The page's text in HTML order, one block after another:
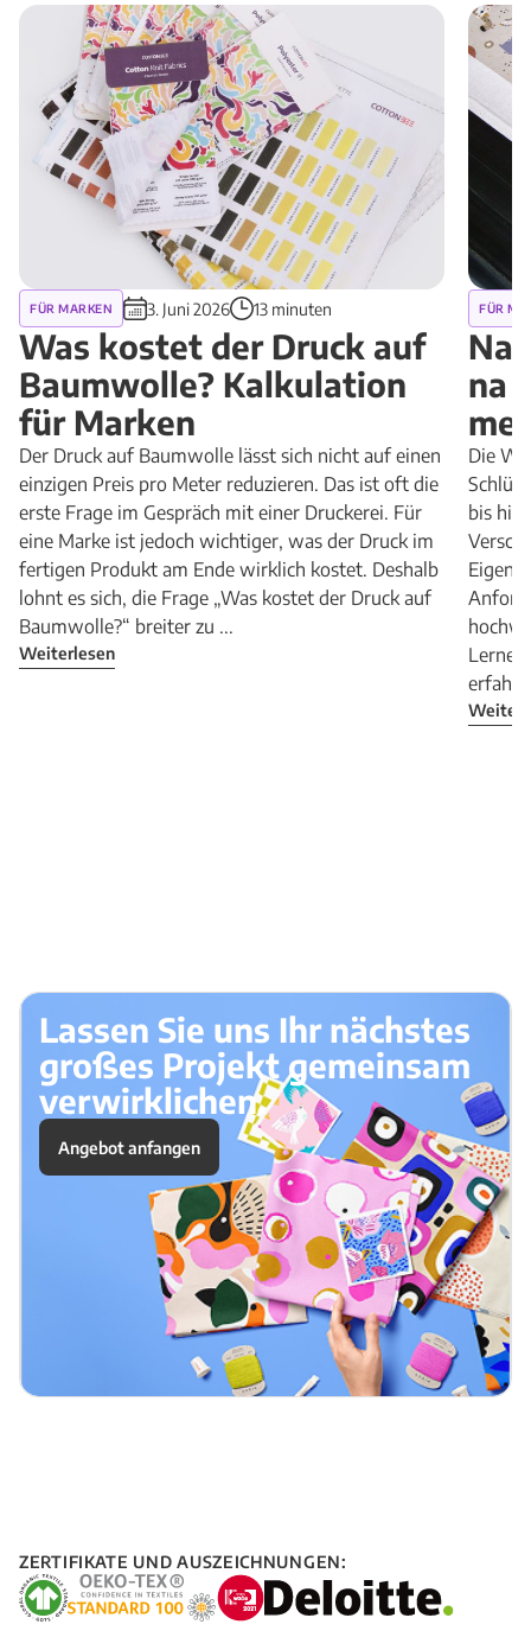
FÜR MARKEN 3. Juni 2026 13 minuten
Was kostet der Druck auf
Baumwolle? Kalkulation
für Marken
Der Druck auf Baumwolle lässt sich nicht auf einen
einzigen Preis pro Meter reduzieren. Das ist oft die
erste Frage im Gespräch mit einer Druckerei. Für
eine Marke ist jedoch wichtiger, was der Druck im
fertigen Produkt am Ende wirklich kostet. Deshalb
lohnt es sich, die Frage „Was kostet der Druck auf
Baumwolle?“ breiter zu ...
Weiterlesen
FÜR
na
Die
bis hin
Lassen Sie uns Ihr nächstes
großes Projekt gemeinsam
verwirklichen.
Angebot anfangen
ZERTIFIKATE UND AUSZEICHNUNGEN: